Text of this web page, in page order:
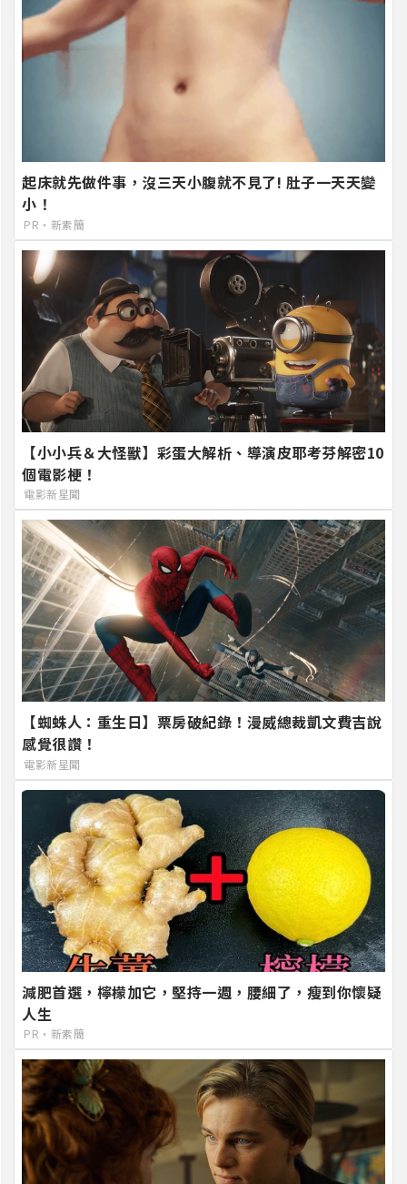
起床就先做件事，沒三天小腹就不見了! 肚子一天天變
小！
PR・新素簡
【小小兵＆大怪獸】彩蛋大解析、導演皮耶考芬解密10
個電影梗！
電影新星聞
【蜘蛛人：重生日】票房破紀錄！漫威總裁凱文費吉說
感覺很讚！
電影新星聞
減肥首選，檸檬加它，堅持一週，腰細了，瘦到你懷疑
人生
PR・新素簡